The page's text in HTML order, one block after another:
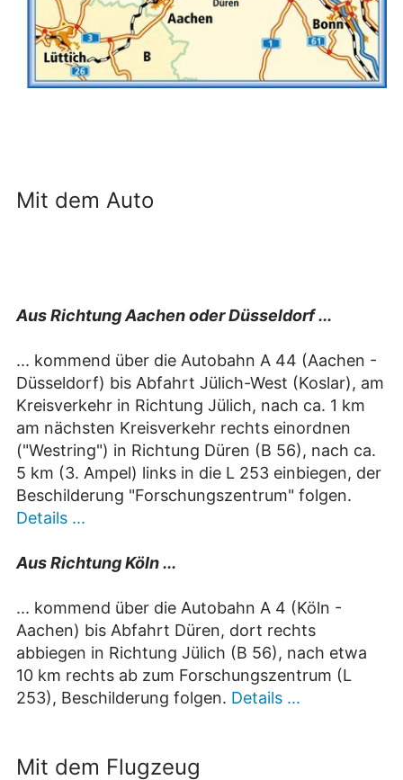
Mit dem Auto
Aus Richtung Aachen oder Düsseldorf ...
... kommend über die Autobahn A 44 (Aachen -
Düsseldorf) bis Abfahrt Jülich-West (Koslar), am
Kreisverkehr in Richtung Jülich, nach ca. 1 km
am nächsten Kreisverkehr rechts einordnen
("Westring") in Richtung Düren (B 56), nach ca.
5 km (3. Ampel) links in die L 253 einbiegen, der
Beschilderung "Forschungszentrum" folgen.
Details ...
Aus Richtung Köln ...
... kommend über die Autobahn A 4 (Köln -
Aachen) bis Abfahrt Düren, dort rechts
abbiegen in Richtung Jülich (B 56), nach etwa
10 km rechts ab zum Forschungszentrum (L
253), Beschilderung folgen. Details ...
Mit dem Flugzeug